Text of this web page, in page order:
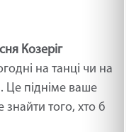
Козеріг
на танці чи на
Це підніме ваше
того, хто б